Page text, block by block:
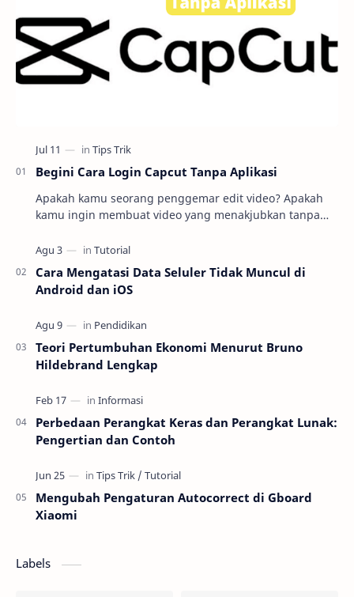
Begini Cara Login Capcut Tanpa Aplikasi
Apakah kamu seorang penggemar edit video? Apakah
kamu ingin membuat video yang menakjubkan tanpa
editin…
Cara Mengatasi Data Seluler Tidak Muncul di
Android dan iOS
Teori Pertumbuhan Ekonomi Menurut Bruno
Hildebrand Lengkap
Perbedaan Perangkat Keras dan Perangkat Lunak:
Pengertian dan Contoh
Mengubah Pengaturan Autocorrect di Gboard
Xiaomi
Labels